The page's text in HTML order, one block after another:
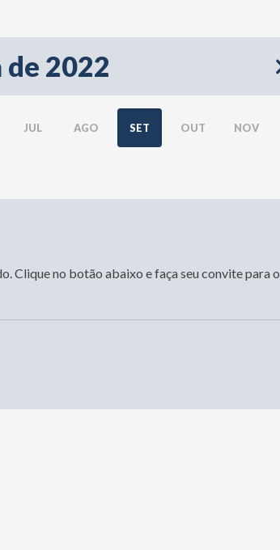
de 2022
JUL AGO SET OUT NOV
Clique no botão abaixo e faça seu convite para o